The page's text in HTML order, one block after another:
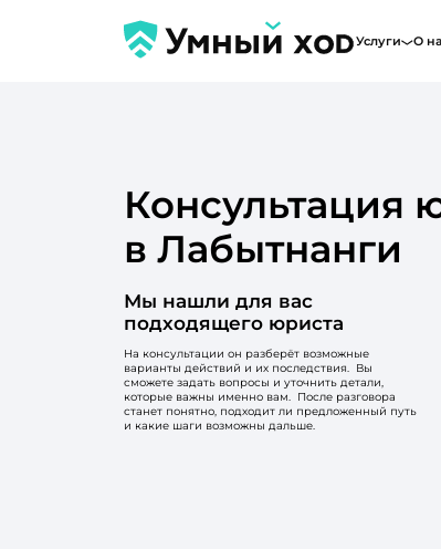
Услуги О
Консультация
в Лабытнанги
Мы нашли для вас
подходящего юриста
На консультации он разберёт возможные
варианты действий и их последствия. Вы
сможете задать вопросы и уточнить детали,
которые важны именно вам. После разговора
станет понятно, подходит ли предложенный путь
и какие шаги возможны дальше.